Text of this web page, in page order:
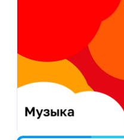
Екатеринбург
Калининград
Калуга